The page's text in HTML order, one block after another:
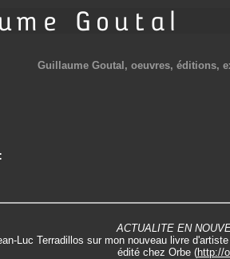
Guillaume Goutal, oeuvres, éditions,
ACTUALITE EN
Luc Terradillos sur mon nouveau livre
édité chez Orbe (http://